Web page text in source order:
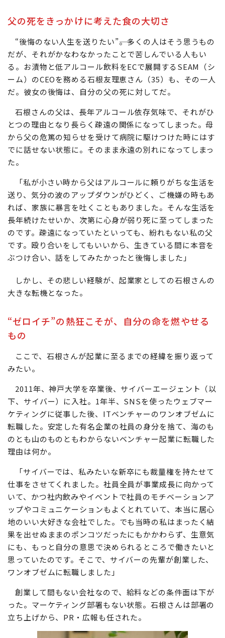
父の死をきっかけに考えた食の大切さ
“後悔のない人生を送りたい”――。多くの人はそう思うもの
だが、それがかなわなかったことで苦しんでいる人もい
る。お漬物と低アルコール飲料をECで展開するSEAM（シ
ーム）のCEOを務める石根友理恵さん（35）も、その一人
だ。彼女の後悔は、自分の父の死に対してだ。
石根さんの父は、長年アルコール依存気味で、それがひ
とつの理由となり長らく疎遠の関係になってしまった。母
から父の危篤の知らせを受けて病院に駆けつけた時にはす
でに話せない状態に。そのまま永遠の別れになってしまっ
た。
「私が小さい時から父はアルコールに頼りがちな生活を
送り、気分の波のアップダウンがひどく、ご機嫌の時もあ
れば、家族に暴言を吐くこともありました。そんな生活を
長年続けたせいか、次第に心身が弱り死に至ってしまった
のです。疎遠になっていたといっても、紛れもない私の父
です。殴り合いをしてもいいから、生きている間に本音を
ぶつけ合い、話をしてみたかったと後悔しました」
しかし、その悲しい経験が、起業家としての石根さんの
大きな転機となった。
“ゼロイチ”の熱狂こそが、自分の命を燃やせる
もの
ここで、石根さんが起業に至るまでの経緯を振り返って
みたい。
2011年、神戸大学を卒業後、サイバーエージェント（以
下、サイバー）に入社。1年半、SNSを使ったウェブマー
ケティングに従事した後、ITベンチャーのワンオブゼムに
転職した。安定した有名企業の社員の身分を捨て、海のも
のとも山のものともわからないベンチャー起業に転職した
理由は何か。
「サイバーでは、私みたいな新卒にも裁量権を持たせて
仕事をさせてくれました。社員全員が事業成長に向かって
いて、かつ社内飲みやイベントで社員のモチベーションア
ップやコミュニケーションもよくとれていて、本当に居心
地のいい大好きな会社でした。でも当時の私はまったく結
果を出せぬままのポンコツだったにもかかわらず、生意気
にも、もっと自分の意思で決められるところで働きたいと
思っていたのです。そこで、サイバーの先輩が創業した、
ワンオブゼムに転職しました」
創業して間もない会社なので、給料などの条件面は下が
った。マーケティング部署もない状態。石根さんは部署の
立ち上げから、PR・広報も任された。